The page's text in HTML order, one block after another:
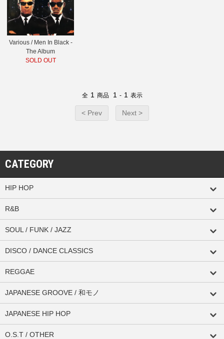
Various / Men In Black -
The Album
SOLD OUT
全 1 商品 1 - 1 表示
< Prev Next >
CATEGORY
HIP HOP
R&B
SOUL / FUNK / JAZZ
DISCO / DANCE CLASSICS
REGGAE
JAPANESE GROOVE / 和モノ
JAPANESE HIP HOP
O.S.T / OTHER